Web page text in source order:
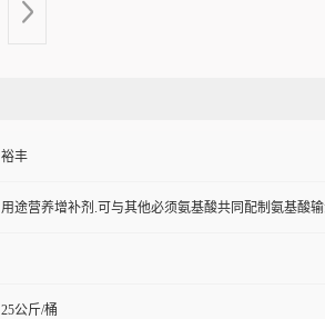
裕丰
用途营养增补剂.可与其他必须氨基酸共同配制氨基酸
25公斤/桶